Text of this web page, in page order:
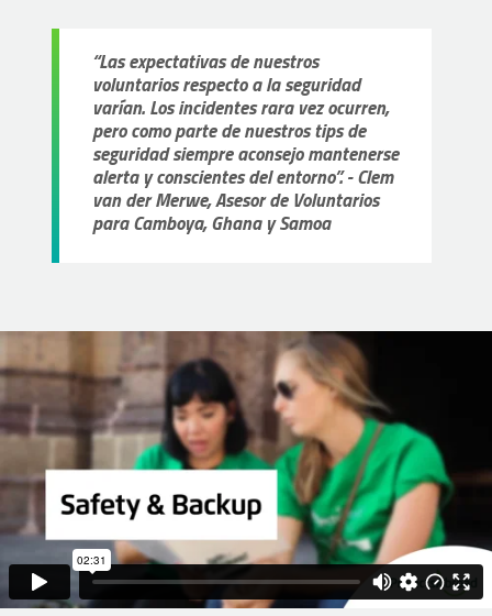
“Las expectativas de nuestros
voluntarios respecto a la seguridad
varían. Los incidentes rara vez ocurren,
pero como parte de nuestros tips de
seguridad siempre aconsejo mantenerse
alerta y conscientes del entorno”. - Clem
van der Merwe, Asesor de Voluntarios
para Camboya, Ghana y Samoa